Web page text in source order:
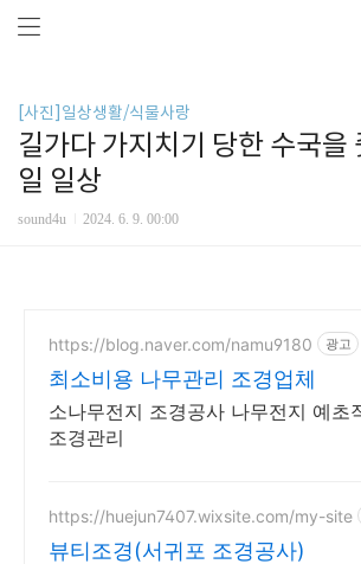
[사진]일상생활/식물사랑
길가다 가지치기 당한 수국을
일 일상
sound4u 2024. 6. 9. 00:00
https://blog.naver.com/namu9180 광고
최소비용 나무관리 조경업체
소나무전지 조경공사 나무전지 예초
조경관리
https://huejun7407.wixsite.com/my-site
뷰티조경(서귀포 조경공사)